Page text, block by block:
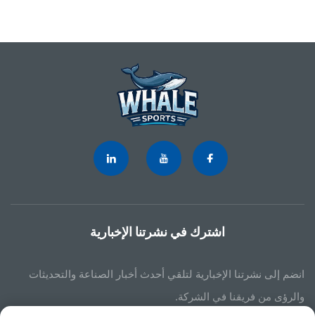
اشترك في نشرتنا الإخبارية
انضم إلى نشرتنا الإخبارية لتلقي أحدث أخبار الصناعة والتحديثات
والرؤى من فريقنا في الشركة.